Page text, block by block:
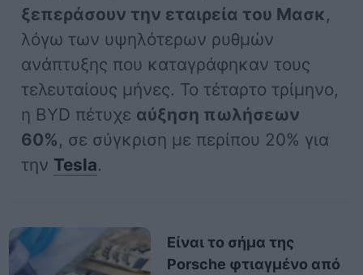
ξεπεράσουν την εταιρεία του Μασκ,
λόγω των υψηλότερων ρυθμών
ανάπτυξης που καταγράφηκαν τους
τελευταίους μήνες. Το τέταρτο τρίμηνο,
η BYD πέτυχε αύξηση πωλήσεων
60%, σε σύγκριση με περίπου 20% για
την Tesla.
Είναι το σήμα της
Porsche φτιαγμένο από